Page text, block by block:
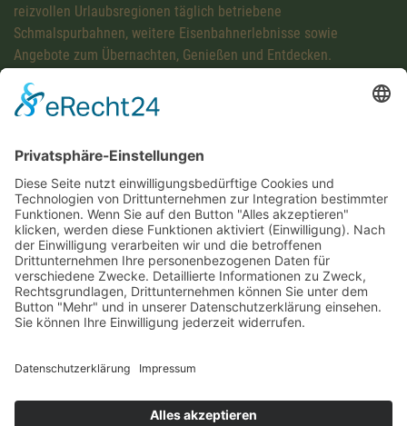
reizvollen Urlaubsregionen täglich betriebene
Schmalspurbahnen, weitere Eisenbahnerlebnisse sowie
Angebote zum Übernachten, Genießen und Entdecken.
Diese Maßnahme wird mitfinanziert mit Steuermitteln auf